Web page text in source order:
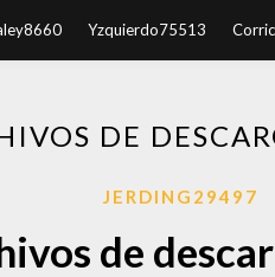
Yzquierdo75513
DE
JERDING29497
de